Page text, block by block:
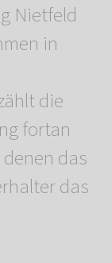
Nietfeld
in
die
fortan
das
das